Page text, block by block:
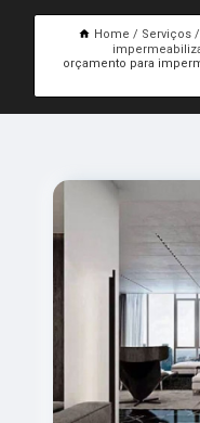
Home Serviços
orçamento para